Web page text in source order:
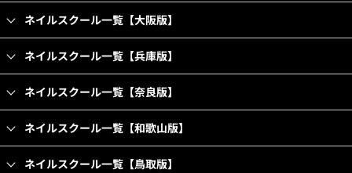
ネイルスクール一覧【大阪版】
ネイルスクール一覧【兵庫版】
ネイルスクール一覧【奈良版】
ネイルスクール一覧【和歌山版】
ネイルスクール一覧【鳥取版】